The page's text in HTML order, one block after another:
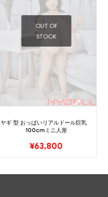
OUT OF
STOCK
ヤギ 型 おっぱいリアルドール巨乳
100cmミニ人形
¥63,800